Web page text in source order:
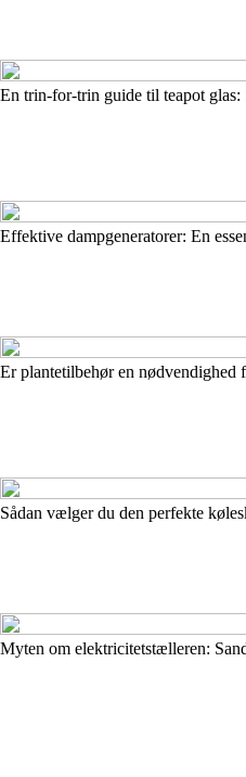
En trin-for-trin guide til teapot
Effektive dampgeneratorer: En
Er plantetilbehør en nødvendighed
Sådan vælger du den perfekte
Myten om elektricitetstælleren: